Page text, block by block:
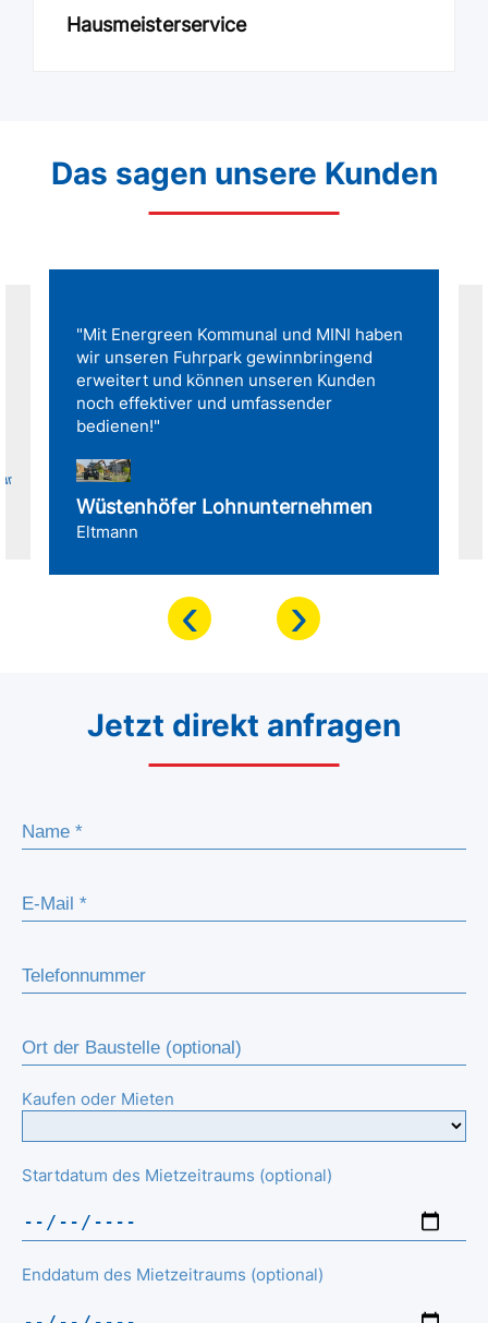
Hausmeisterservice
Das sagen unsere Kunden
"Mit Energreen Kommunal und MINI haben
wir unseren Fuhrpark gewinnbringend
erweitert und können unseren Kunden
noch effektiver und umfassender
bedienen!"
Wüstenhöfer Lohnunternehmen
Eltmann
‹ ›
Jetzt direkt anfragen
Kaufen oder Mieten
Startdatum des Mietzeitraums (optional)
Enddatum des Mietzeitraums (optional)